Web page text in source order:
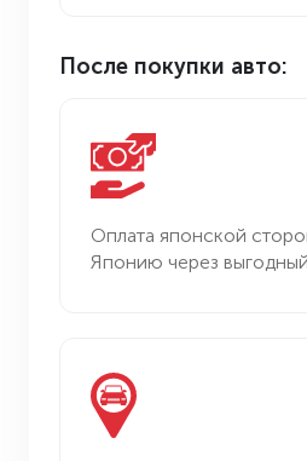
После покупки авто:
Оплата японской
Японию через